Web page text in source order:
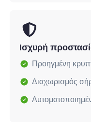
Ισχυρή
Προηγμένη
Διαχωρισμός